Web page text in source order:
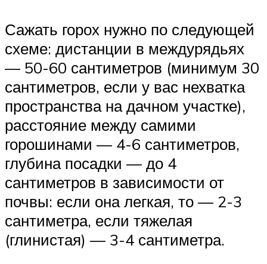
Сажать горох нужно по следующей
схеме: дистанции в междурядьях
— 50-60 сантиметров (минимум 30
сантиметров, если у вас нехватка
пространства на дачном участке),
расстояние между самими
горошинами — 4-6 сантиметров,
глубина посадки — до 4
сантиметров в зависимости от
почвы: если она легкая, то — 2-3
сантиметра, если тяжелая
(глинистая) — 3-4 сантиметра.